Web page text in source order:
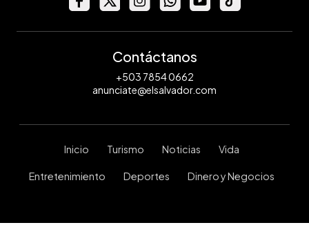
Contáctanos
+503 7854 0662
anunciate@elsalvador.com
Inicio Turismo Noticias Vida
Entretenimiento Deportes Dinero y Negocios